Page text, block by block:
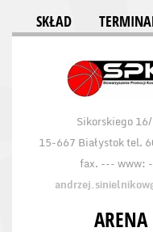
SKŁAD
Sikorskiego
15-667 Białystok tel.
fax. --- www:
ARENA